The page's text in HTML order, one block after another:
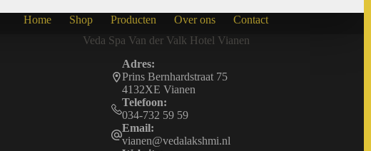
Home Shop Producten Over ons
Contact
Veda Spa Van der Valk Hotel Vianen
Adres:
Prins Bernhardstraat 75
4132XE Vianen
Telefoon:
034-732 59 59
Email:
vianen@vedalakshmi.nl